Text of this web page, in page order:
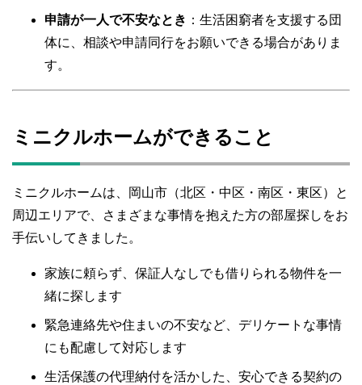
申請が一人で不安なとき ：生活困窮者を支援する団
体に、相談や申請同行をお願いできる場合がありま
す。
ミニクルホームができること
ミニクルホームは、岡山市（北区・中区・南区・東区）と
周辺エリアで、さまざまな事情を抱えた方の部屋探しをお
手伝いしてきました。
家族に頼らず、保証人なしでも借りられる物件を一
緒に探します
緊急連絡先や住まいの不安など、デリケートな事情
にも配慮して対応します
生活保護の代理納付を活かした、安心できる契約の